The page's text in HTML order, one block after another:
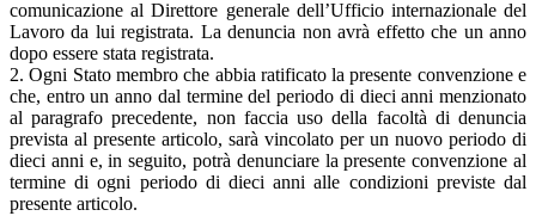
comunicazione al Direttore generale dell’Ufficio internazionale del
Lavoro da lui registrata. La denuncia non avrà effetto che un anno
dopo essere stata registrata.
2. Ogni Stato membro che abbia ratificato la presente convenzione e
che, entro un anno dal termine del periodo di dieci anni menzionato
al paragrafo precedente, non faccia uso della facoltà di denuncia
prevista al presente articolo, sarà vincolato per un nuovo periodo di
dieci anni e, in seguito, potrà denunciare la presente convenzione al
termine di ogni periodo di dieci anni alle condizioni previste dal
presente articolo.